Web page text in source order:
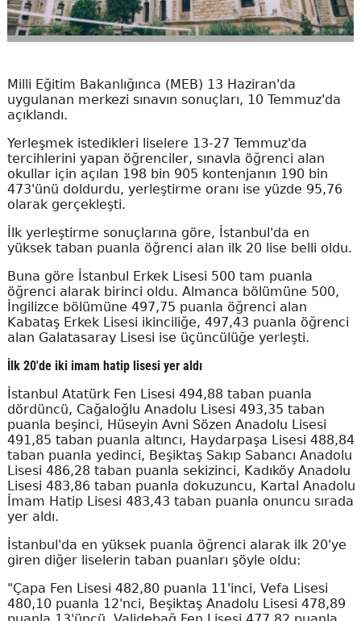
Milli Eğitim Bakanlığınca (MEB) 13 Haziran'da
uygulanan merkezi sınavın sonuçları, 10 Temmuz'da
açıklandı.
Yerleşmek istedikleri liselere 13-27 Temmuz'da
tercihlerini yapan öğrenciler, sınavla öğrenci alan
okullar için açılan 198 bin 905 kontenjanın 190 bin
473'ünü doldurdu, yerleştirme oranı ise yüzde 95,76
olarak gerçekleşti.
İlk yerleştirme sonuçlarına göre, İstanbul'da en
yüksek taban puanla öğrenci alan ilk 20 lise belli oldu.
Buna göre İstanbul Erkek Lisesi 500 tam puanla
öğrenci alarak birinci oldu. Almanca bölümüne 500,
İngilizce bölümüne 497,75 puanla öğrenci alan
Kabataş Erkek Lisesi ikinciliğe, 497,43 puanla öğrenci
alan Galatasaray Lisesi ise üçüncülüğe yerleşti.
İlk 20'de iki imam hatip lisesi yer aldı
İstanbul Atatürk Fen Lisesi 494,88 taban puanla
dördüncü, Cağaloğlu Anadolu Lisesi 493,35 taban
puanla beşinci, Hüseyin Avni Sözen Anadolu Lisesi
491,85 taban puanla altıncı, Haydarpaşa Lisesi 488,84
taban puanla yedinci, Beşiktaş Sakıp Sabancı Anadolu
Lisesi 486,28 taban puanla sekizinci, Kadıköy Anadolu
Lisesi 483,86 taban puanla dokuzuncu, Kartal Anadolu
İmam Hatip Lisesi 483,43 taban puanla onuncu sırada
yer aldı.
İstanbul'da en yüksek puanla öğrenci alarak ilk 20'ye
giren diğer liselerin taban puanları şöyle oldu:
"Çapa Fen Lisesi 482,80 puanla 11'inci, Vefa Lisesi
480,10 puanla 12'nci, Beşiktaş Anadolu Lisesi 478,89